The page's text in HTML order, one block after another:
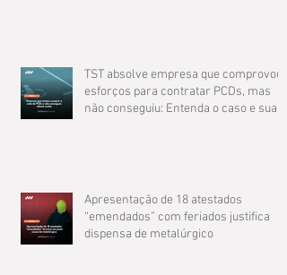
TST absolve empresa que comprovou
esforços para contratar PCDs, mas
não conseguiu: Entenda o caso e suas
Apresentação de 18 atestados
“emendados” com feriados justifica
dispensa de metalúrgico